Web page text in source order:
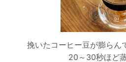
挽いたコーヒー豆が膨らん
20～30秒ほど